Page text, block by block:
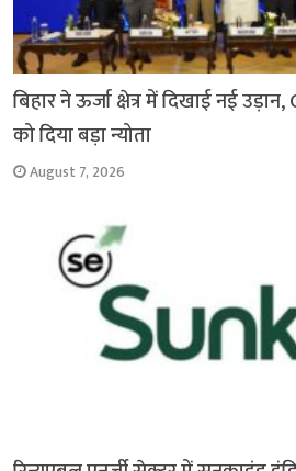
बिहार ने ऊर्जा क्षेत्र में दिखाई नई
को दिया बड़ा न्योता
August 7, 2026